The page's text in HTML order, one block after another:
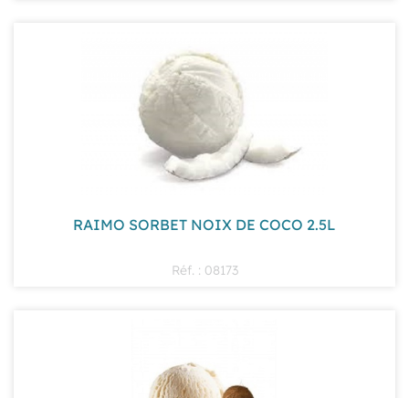
RAIMO SORBET NOIX DE COCO 2.5L
Réf. : 08173